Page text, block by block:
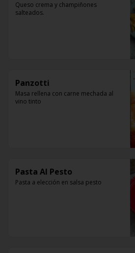
Queso crema y champiñones
salteados.
Panzotti
Masa rellena con carne mechada al
vino tinto
Pasta Al Pesto
Pasta a elección en salsa pesto